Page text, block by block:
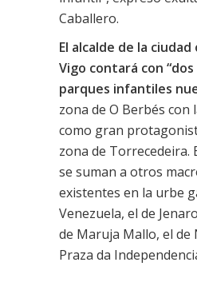
Caballero.
El alcalde de la
Vigo contará con
parques infantiles
zona de O Berbés con
como gran
zona de Torrecedeira.
se suman a otros
existentes en la urbe
Venezuela, el de
de Maruja Mallo, el de
Praza da